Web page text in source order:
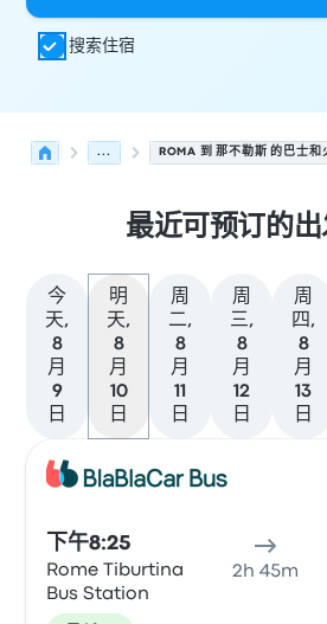
搜索住宿
... ROMA 到 那不勒斯 的巴士和
最近可预订的出
今
天,
8
月
9
日
明
天,
8
月
10
日
周
二,
8
月
11
日
周
三,
8
月
12
日
周
四,
8
月
13
日
下午8:25
Rome Tiburtina
Bus Station
2h 45m